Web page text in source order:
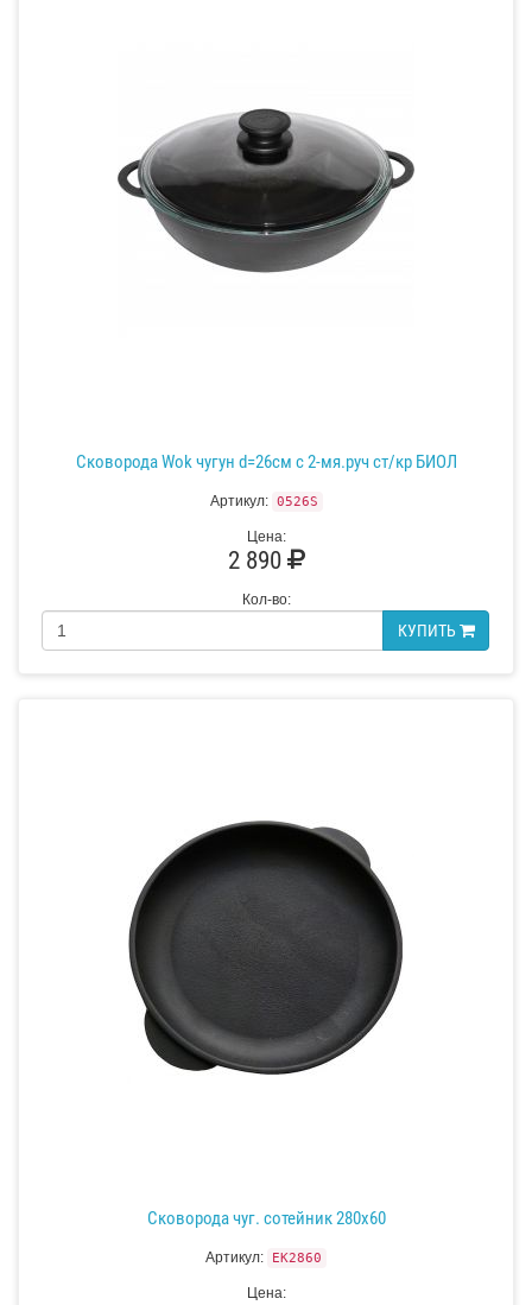
Сковорода Wok чугун d=26см с 2-мя.руч ст/кр БИОЛ
Артикул: 0526S
Цена:
2 890
Кол-во:
КУПИТЬ
Сковорода чуг. сотейник 280х60
Артикул: EK2860
Цена: